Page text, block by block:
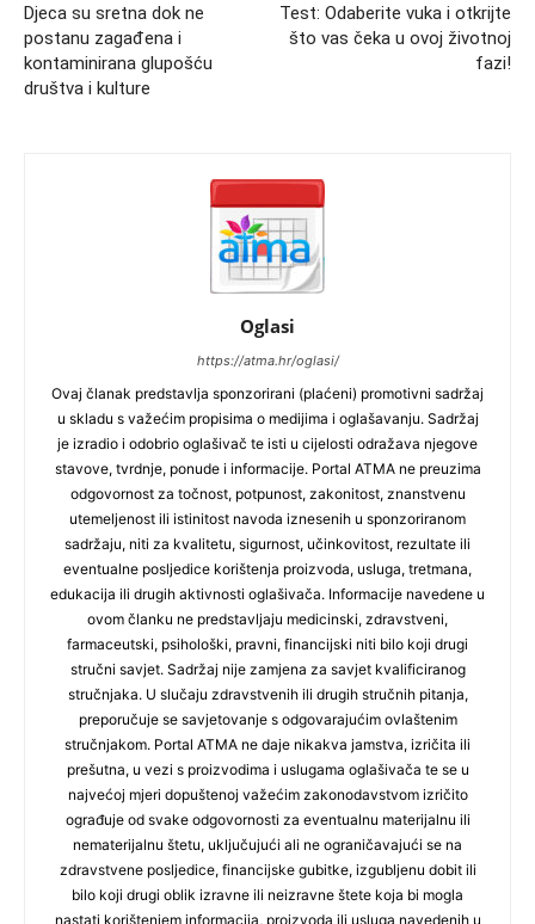
Djeca su sretna dok ne
postanu zagađena i
kontaminirana glupošću
društva i kulture
Test: Odaberite vuka i otkrijte
što vas čeka u ovoj životnoj
fazi!
Oglasi
https://atma.hr/oglasi/
Ovaj članak predstavlja sponzorirani (plaćeni) promotivni sadržaj
u skladu s važećim propisima o medijima i oglašavanju. Sadržaj
je izradio i odobrio oglašivač te isti u cijelosti odražava njegove
stavove, tvrdnje, ponude i informacije. Portal ATMA ne preuzima
odgovornost za točnost, potpunost, zakonitost, znanstvenu
utemeljenost ili istinitost navoda iznesenih u sponzoriranom
sadržaju, niti za kvalitetu, sigurnost, učinkovitost, rezultate ili
eventualne posljedice korištenja proizvoda, usluga, tretmana,
edukacija ili drugih aktivnosti oglašivača. Informacije navedene u
ovom članku ne predstavljaju medicinski, zdravstveni,
farmaceutski, psihološki, pravni, financijski niti bilo koji drugi
stručni savjet. Sadržaj nije zamjena za savjet kvalificiranog
stručnjaka. U slučaju zdravstvenih ili drugih stručnih pitanja,
preporučuje se savjetovanje s odgovarajućim ovlaštenim
stručnjakom. Portal ATMA ne daje nikakva jamstva, izričita ili
prešutna, u vezi s proizvodima i uslugama oglašivača te se u
najvećoj mjeri dopuštenoj važećim zakonodavstvom izričito
ograđuje od svake odgovornosti za eventualnu materijalnu ili
nematerijalnu štetu, uključujući ali ne ograničavajući se na
zdravstvene posljedice, financijske gubitke, izgubljenu dobit ili
bilo koji drugi oblik izravne ili neizravne štete koja bi mogla
nastati korištenjem informacija, proizvoda ili usluga navedenih u